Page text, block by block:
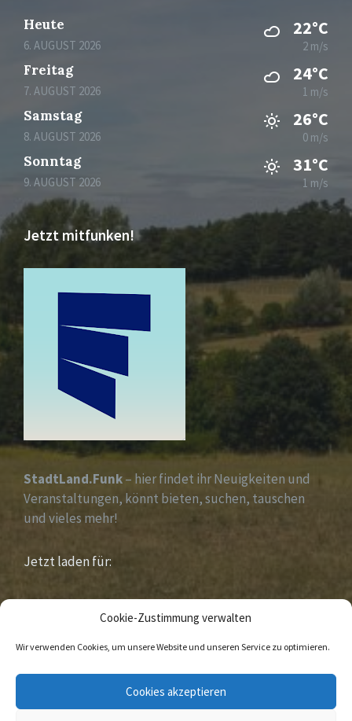
Cookie-Zustimmung verwalten
Wir verwenden Cookies, um unsere Website und unseren Service zu optimieren.
Cookies akzeptieren
Heute
6. AUGUST 2026
22°C
2 m/s
Freitag
7. AUGUST 2026
24°C
1 m/s
Samstag
8. AUGUST 2026
26°C
0 m/s
Sonntag
9. AUGUST 2026
31°C
1 m/s
Jetzt mitfunken!
StadtLand.Funk– hier findet ihr Neuigkeiten und
Veranstaltungen, könnt bieten, suchen, tauschen
und vieles mehr!
Jetzt laden für:
iOS &Android